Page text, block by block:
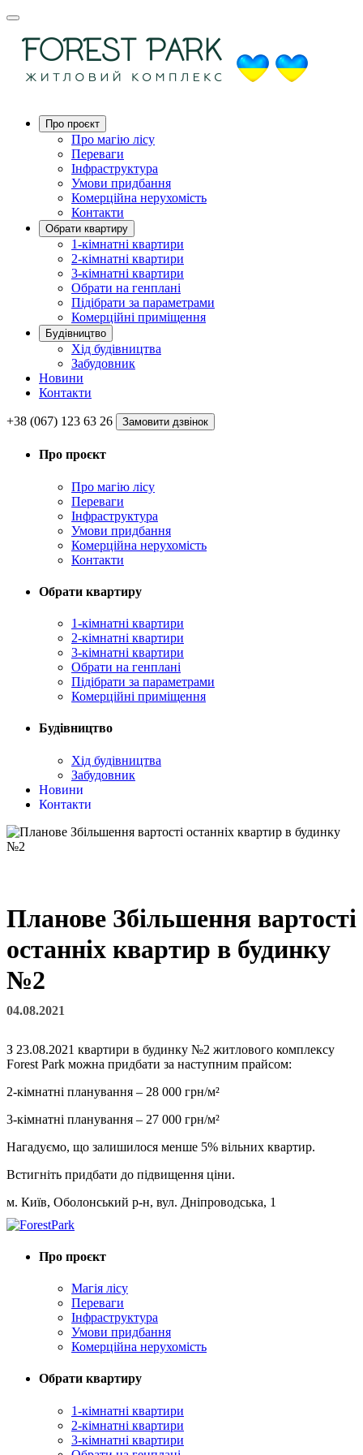
Про проєкт
Про магію ліcу
Переваги
Інфраструктура
Умови придбання
Комерційна нерухомість
Контакти
Обрати квартиру
1-кімнатні квартири
2-кімнатні квартири
3-кімнатні квартири
Обрати на генплані
Підібрати за параметрами
Комерційні приміщення
Будівництво
Хід будівництва
Забудовник
Новини
Контакти
+38 (067) 123 63 26 Замовити дзвінок
Про проєкт
Про магію ліcу
Переваги
Інфраструктура
Умови придбання
Комерційна нерухомість
Контакти
Обрати квартиру
1-кімнатні квартири
2-кімнатні квартири
3-кімнатні квартири
Обрати на генплані
Підібрати за параметрами
Комерційні приміщення
Будівництво
Хід будівництва
Забудовник
Новини
Контакти
Планове Збільшення вартості
останніх квартир в будинку
№2
04.08.2021
З 23.08.2021 квартири в будинку №2 житлового комплексу
Forest Park можна придбати за наступним прайсом:
2-кімнатні планування – 28 000 грн/м²
3-кімнатні планування – 27 000 грн/м²
Нагадуємо, що залишилося менше 5% вільних квартир.
Встигніть придбати до підвищення ціни.
м. Київ, Оболонський р-н, вул. Дніпроводська, 1
Про проєкт
Магія лісу
Переваги
Інфраструктура
Умови придбання
Комерційна нерухомість
Обрати квартиру
1-кімнатні квартири
2-кімнатні квартири
3-кімнатні квартири